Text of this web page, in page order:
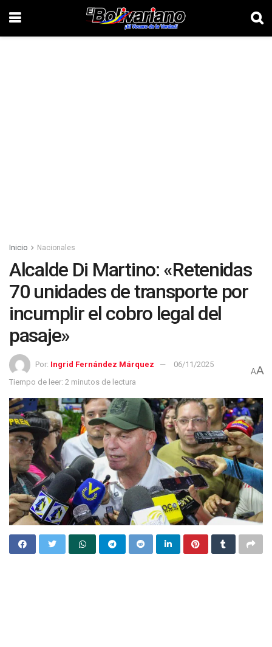
Inicio Nacionales
Alcalde Di Martino: «Retenidas
70 unidades de transporte por
incumplir el cobro legal del
pasaje»
Por: Ingrid Fernández Márquez
06/11/2025
Tiempo de leer: 2 minutos de lectura
AA